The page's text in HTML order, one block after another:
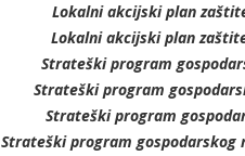
Lokalni akcijski plan
Lokalni akcijski plan
Strateški program
Strateški program
Strateški program
Strateški program gospodarskog